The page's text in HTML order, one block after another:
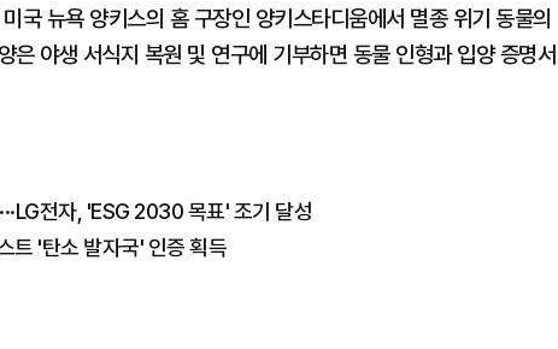
국 뉴욕 양키스의 홈 구장인 양키스타디움에서 멸종 위기 동물의
은 야생 서식지 복원 및 연구에 기부하면 동물 인형과 입양 증명서
전자, 'ESG 2030 목표' 조기 달성
트 '탄소 발자국' 인증 획득